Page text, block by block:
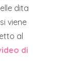
dita
viene
al
di